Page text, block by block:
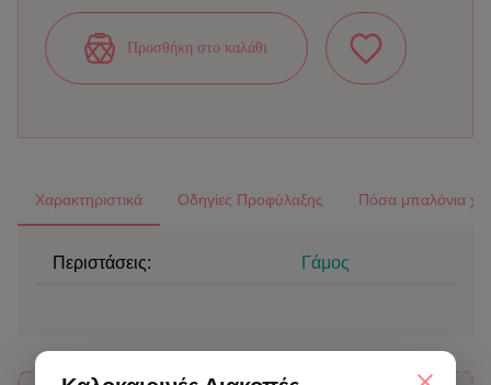
Προσθήκη στο καλάθι
Χαρακτηριστικά Οδηγίες Προφύλαξης Πόσα μπαλόνια
Περιστάσεις: Γάμος